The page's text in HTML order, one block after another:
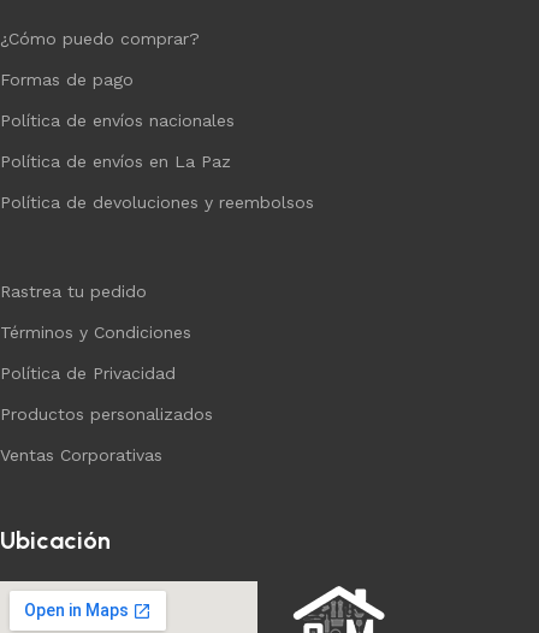
¿Cómo puedo comprar?
Formas de pago
Política de envíos nacionales
Política de envíos en La Paz
Política de devoluciones y reembolsos
Rastrea tu pedido
Términos y Condiciones
Política de Privacidad
Productos personalizados
Ventas Corporativas
Ubicación